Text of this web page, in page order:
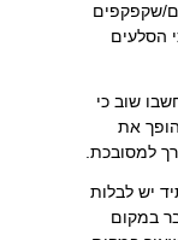
שקפקפים
הסלעים
שוב כי
את
למסובכת.
יש לבלות
במקום